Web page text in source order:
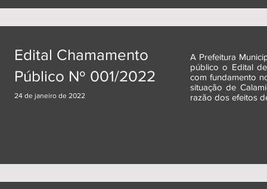
Edital Chamamento
Público Nº 001/2022
24 de janeiro de 2022
A Prefeitura
público o Edital
com fundamento
situação de
razão dos efeitos